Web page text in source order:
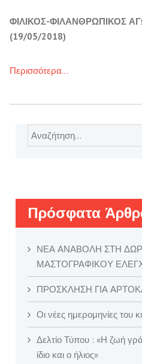
ΦΙΛΙΚΟΣ-ΦΙΛΑΝΘΡΩΠΙΚΟΣ
(19/05/2018)
Περισσότερα…
Αναζήτηση
για:
Πρόσφατα
ΝΕΑ ΑΝΑΒΟΛΗ ΣΤΗ
ΜΑΣΤΟΓΡΑΦΙΚΟΥ
ΠΡΟΣΚΛΗΣΗ ΓΙΑ
Οι νέες ημερομηνίες του
Δελτίο Τύπου : «Η ζωή
ίδιο και ο ήλιος»